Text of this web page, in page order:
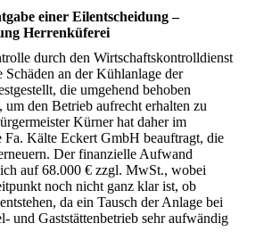
einer Eilentscheidung –
Herrenküferei
durch den Wirtschaftskontrolldienst
Schäden an der Kühlanlage der
die umgehend behoben
um den Betrieb aufrecht erhalten zu
Kürner hat daher im
Fa. Kälte Eckert GmbH beauftragt, die
Der finanzielle Aufwand
auf 68.000 € zzgl. MwSt., wobei
noch nicht ganz klar ist, ob
da ein Tausch der Anlage bei
und Gaststättenbetrieb sehr aufwändig